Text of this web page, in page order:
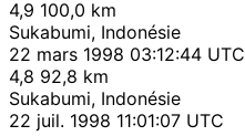
4,9 100,0 km
Sukabumi, Indonésie
22 mars 1998 03:12:44 UTC
4,8 92,8 km
Sukabumi, Indonésie
22 juil. 1998 11:01:07 UTC